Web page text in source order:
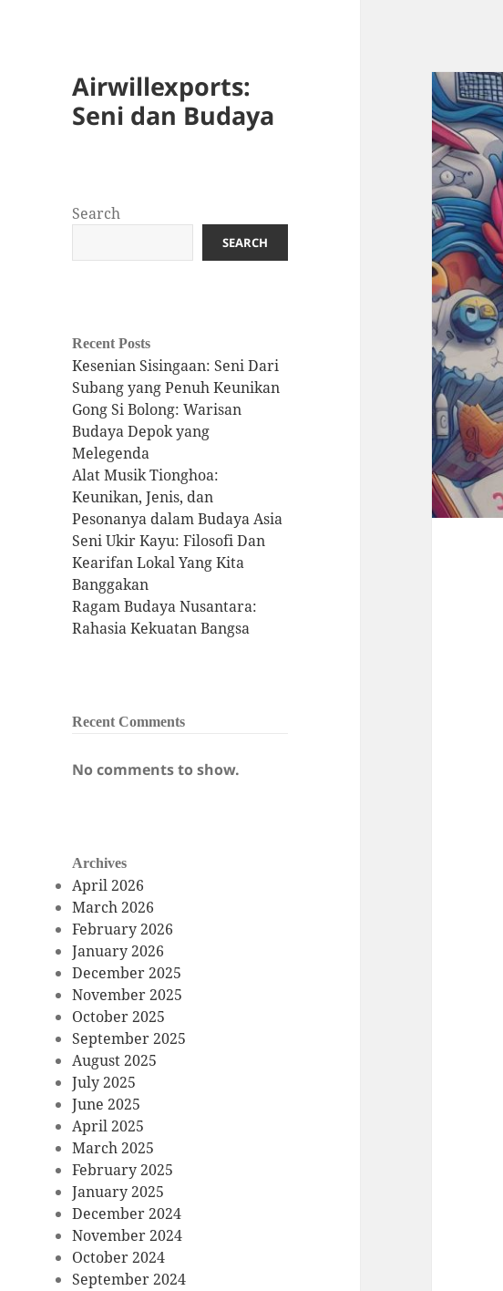
Airwillexports:
Seni dan Budaya
Search
SEARCH
Recent Posts
Kesenian Sisingaan: Seni Dari
Subang yang Penuh Keunikan
Gong Si Bolong: Warisan
Budaya Depok yang
Melegenda
Alat Musik Tionghoa:
Keunikan, Jenis, dan
Pesonanya dalam Budaya Asia
Seni Ukir Kayu: Filosofi Dan
Kearifan Lokal Yang Kita
Banggakan
Ragam Budaya Nusantara:
Rahasia Kekuatan Bangsa
Recent Comments
No comments to show.
Archives
April 2026
March 2026
February 2026
January 2026
December 2025
November 2025
October 2025
September 2025
August 2025
July 2025
June 2025
April 2025
March 2025
February 2025
January 2025
December 2024
November 2024
October 2024
September 2024